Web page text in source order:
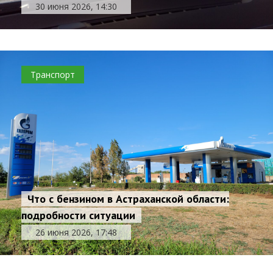
30 июня 2026, 14:30
Транспорт
Что с бензином в Астраханской области:
подробности ситуации
26 июня 2026, 17:48